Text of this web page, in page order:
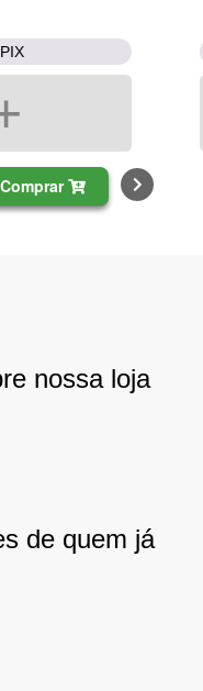
Comprar
nossa loja
de quem já